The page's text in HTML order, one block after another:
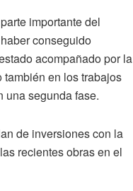
importante del
haber conseguido
acompañado por la
en los trabajos
una segunda fase.
de inversiones con la
recientes obras en el